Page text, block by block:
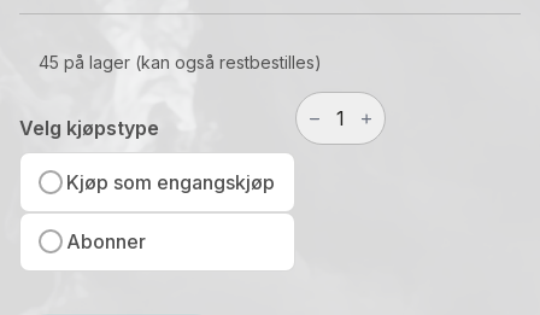
45 på lager (kan også restbestilles)
Velg kjøpstype
Kjøp som engangskjøp
Abonner
Zyn
No3
Deep